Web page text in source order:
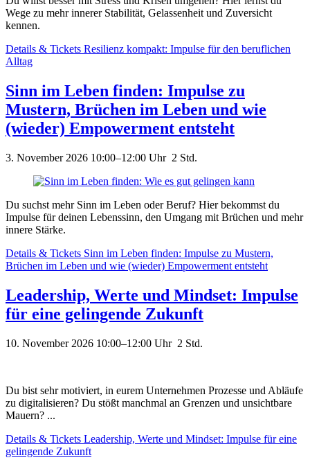
Wege zu mehr innerer Stabilität, Gelassenheit und Zuversicht
kennen.
Details & Tickets Resilienz kompakt: Impulse für den beruflichen
Alltag
Sinn im Leben finden: Impulse zu
Mustern, Brüchen im Leben und wie
(wieder) Empowerment entsteht
3. November 2026 10:00–12:00 Uhr 2 Std.
Du suchst mehr Sinn im Leben oder Beruf? Hier bekommst du
Impulse für deinen Lebenssinn, den Umgang mit Brüchen und mehr
innere Stärke.
Details & Tickets Sinn im Leben finden: Impulse zu Mustern,
Brüchen im Leben und wie (wieder) Empowerment entsteht
Leadership, Werte und Mindset: Impulse
für eine gelingende Zukunft
10. November 2026 10:00–12:00 Uhr 2 Std.
Du bist sehr motiviert, in eurem Unternehmen Prozesse und Abläufe
zu digitalisieren? Du stößt manchmal an Grenzen und unsichtbare
Mauern? ...
Details & Tickets Leadership, Werte und Mindset: Impulse für eine
gelingende Zukunft